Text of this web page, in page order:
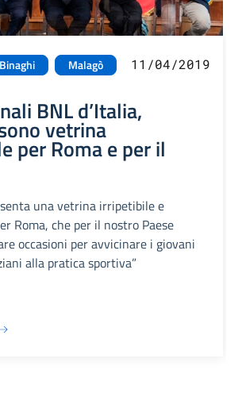
Binaghi Malagò 11/04/2019
BNL d’Italia,
vetrina
per Roma e per il
una vetrina irripetibile e
Roma, che per il nostro Paese
occasioni per avvicinare i giovani
alla pratica sportiva”